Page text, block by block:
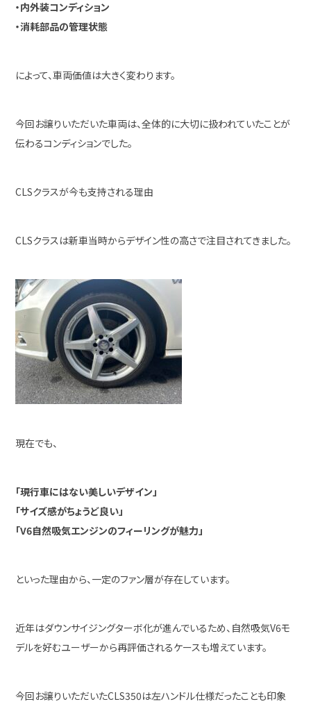
・内外装コンディション
・消耗部品の管理状態
によって、車両価値は大きく変わります。
今回お譲りいただいた車両は、全体的に大切に扱われていたことが
伝わるコンディションでした。
CLSクラスが今も支持される理由
CLSクラスは新車当時からデザイン性の高さで注目されてきました。
現在でも、
「現行車にはない美しいデザイン」
「サイズ感がちょうど良い」
「V6自然吸気エンジンのフィーリングが魅力」
といった理由から、一定のファン層が存在しています。
近年はダウンサイジングターボ化が進んでいるため、自然吸気V6モ
デルを好むユーザーから再評価されるケースも増えています。
今回お譲りいただいたCLS350は左ハンドル仕様だったことも印象